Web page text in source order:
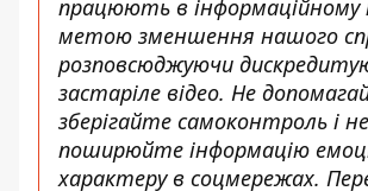
працюють в інформаційному
метою зменшення нашого
розповсюджуючи
застаріле відео. Не
зберігайте самоконтроль і не
поширюйте інформацію
характеру в соцмережах.